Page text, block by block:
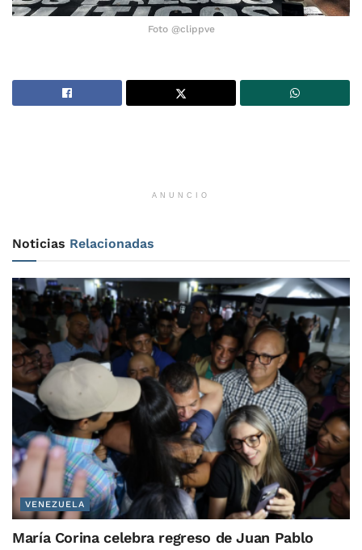
Foto @clippve
ANUNCIO
Noticias Relacionadas
VENEZUELA
María Corina celebra regreso de Juan Pablo